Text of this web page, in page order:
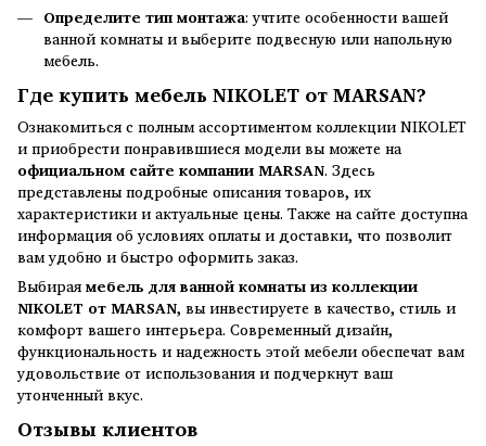
Определите тип монтажа: учтите особенности вашей
ванной комнаты и выберите подвесную или напольную
мебель.
Где купить мебель NIKOLET от MARSAN?
Ознакомиться с полным ассортиментом коллекции NIKOLET
и приобрести понравившиеся модели вы можете на
официальном сайте компании MARSAN. Здесь
представлены подробные описания товаров, их
характеристики и актуальные цены. Также на сайте доступна
информация об условиях оплаты и доставки, что позволит
вам удобно и быстро оформить заказ.
Выбираямебель для ванной комнаты из коллекции
NIKOLET от MARSAN, вы инвестируете в качество, стиль и
комфорт вашего интерьера. Современный дизайн,
функциональность и надежность этой мебели обеспечат вам
удовольствие от использования и подчеркнут ваш
утонченный вкус.
Отзывы клиентов